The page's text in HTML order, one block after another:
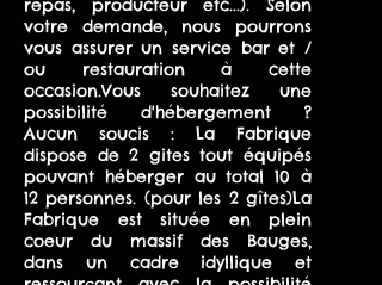
repas, producteur etc...). Selon
votre demande, nous pourrons
vous assurer un service bar et /
ou restauration à cette
occasion.Vous souhaitez une
possibilité d'hébergement ?
Aucun soucis : La Fabrique
dispose de 2 gites tout équipés
pouvant héberger au total 10 à
12 personnes. (pour les 2 gîtes)La
Fabrique est située en plein
coeur du massif des Bauges,
dans un cadre idyllique et